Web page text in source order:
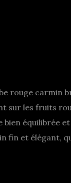
rouge carmin
sur les fruits
bien équilibrée
fin et élégant,